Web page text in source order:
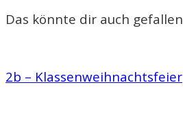
Das könnte dir auch gefallen
2b – Klassenweihnachtsfeier